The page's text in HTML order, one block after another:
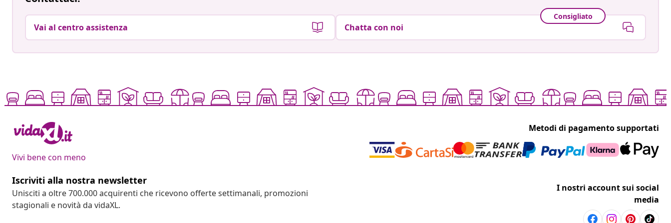
Vai al centro assistenza
Consigliato
Chatta con noi
Vivi bene con meno
Metodi di pagamento supportati
Iscriviti alla nostra newsletter
Unisciti a oltre 700.000 acquirenti che ricevono offerte settimanali, promozioni
stagionali e novità da vidaXL.
I nostri account sui social
media